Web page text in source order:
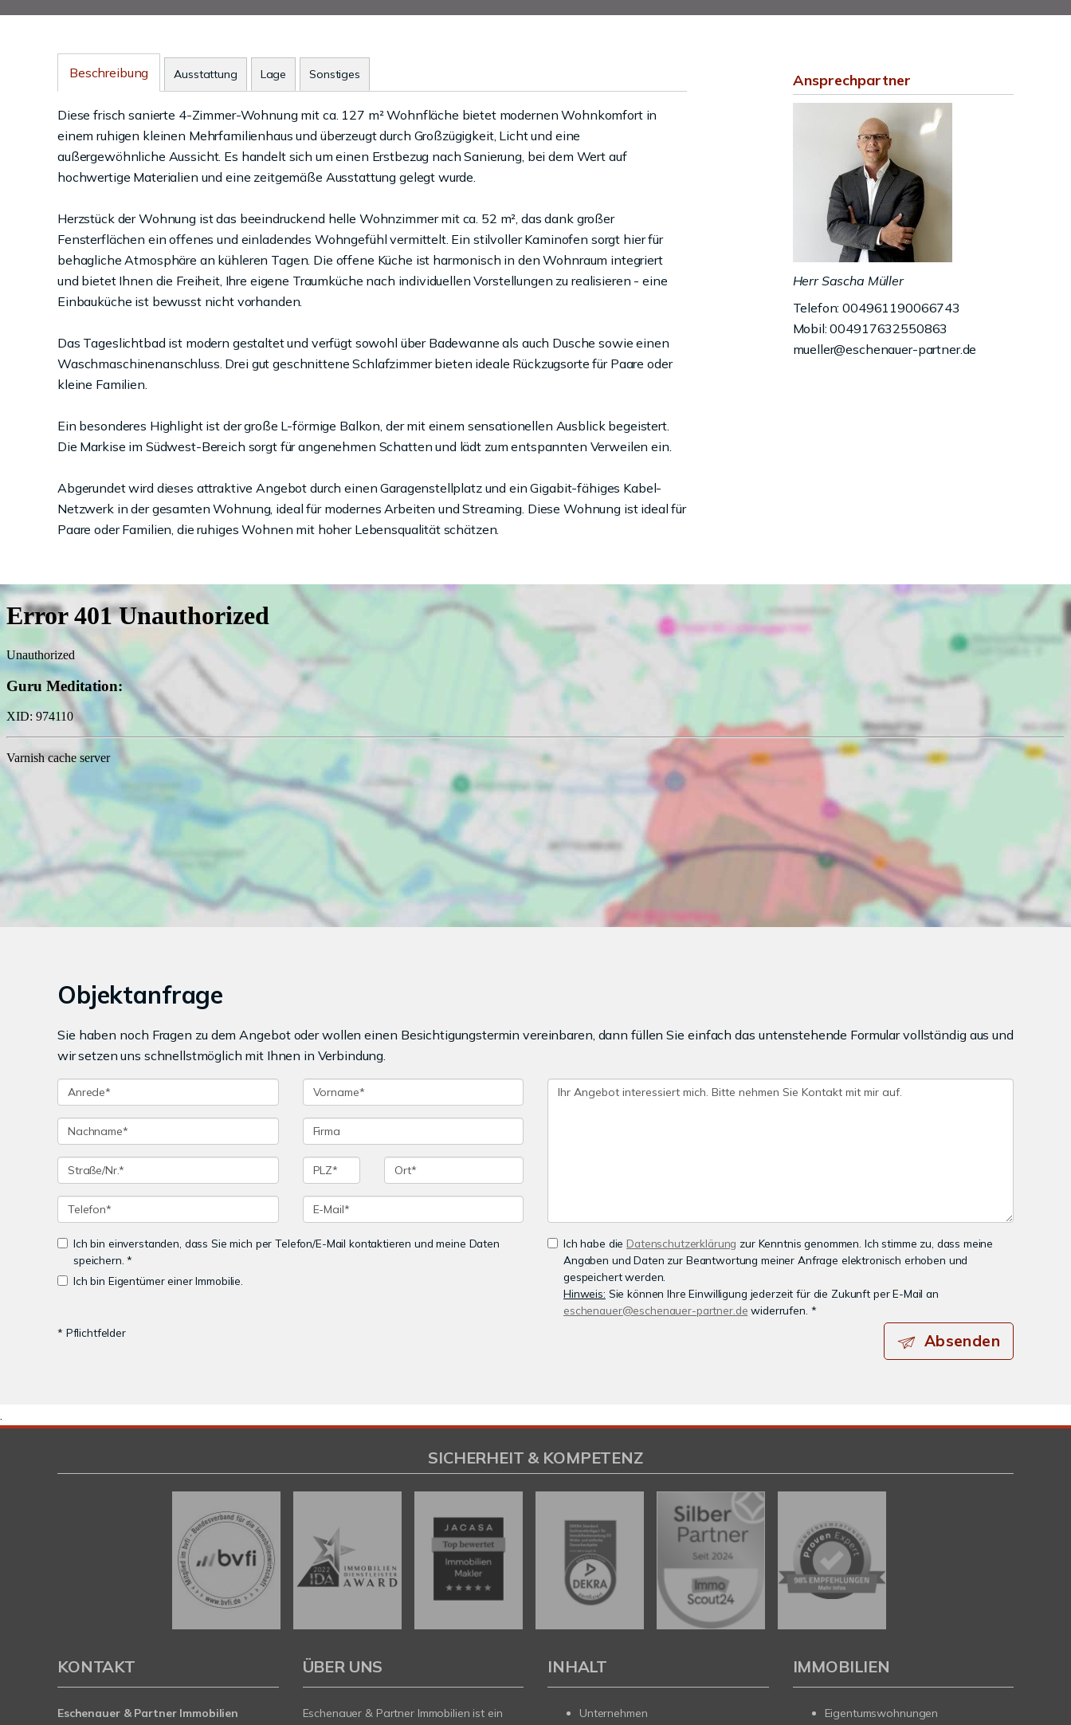
Beschreibung Ausstattung Lage Sonstiges
Diese frisch sanierte 4-Zimmer-Wohnung mit ca. 127 m² Wohnfläche bietet modernen Wohnkomfort in
einem ruhigen kleinen Mehrfamilienhaus und überzeugt durch Großzügigkeit, Licht und eine
außergewöhnliche Aussicht. Es handelt sich um einen Erstbezug nach Sanierung, bei dem Wert auf
hochwertige Materialien und eine zeitgemäße Ausstattung gelegt wurde.
Herzstück der Wohnung ist das beeindruckend helle Wohnzimmer mit ca. 52 m², das dank großer
Fensterflächen ein offenes und einladendes Wohngefühl vermittelt. Ein stilvoller Kaminofen sorgt hier für
behagliche Atmosphäre an kühleren Tagen. Die offene Küche ist harmonisch in den Wohnraum integriert
und bietet Ihnen die Freiheit, Ihre eigene Traumküche nach individuellen Vorstellungen zu realisieren - eine
Einbauküche ist bewusst nicht vorhanden.
Das Tageslichtbad ist modern gestaltet und verfügt sowohl über Badewanne als auch Dusche sowie einen
Waschmaschinenanschluss. Drei gut geschnittene Schlafzimmer bieten ideale Rückzugsorte für Paare oder
kleine Familien.
Ein besonderes Highlight ist der große L-förmige Balkon, der mit einem sensationellen Ausblick begeistert.
Die Markise im Südwest-Bereich sorgt für angenehmen Schatten und lädt zum entspannten Verweilen ein.
Abgerundet wird dieses attraktive Angebot durch einen Garagenstellplatz und ein Gigabit-fähiges Kabel-
Netzwerk in der gesamten Wohnung, ideal für modernes Arbeiten und Streaming. Diese Wohnung ist ideal für
Paare oder Familien, die ruhiges Wohnen mit hoher Lebensqualität schätzen.
Ansprechpartner
Herr Sascha Müller
Telefon: 004961190066743
Mobil: 004917632550863
mueller@eschenauer-partner.de
Objektanfrage
Sie haben noch Fragen zu dem Angebot oder wollen einen Besichtigungstermin vereinbaren, dann füllen Sie einfach das untenstehende Formular vollständig aus und
wir setzen uns schnellstmöglich mit Ihnen in Verbindung.
Ich bin einverstanden, dass Sie mich per Telefon/E-Mail kontaktieren und meine Daten
speichern. *
Ich bin Eigentümer einer Immobilie.
Ich habe die Datenschutzerklärung zur Kenntnis genommen. Ich stimme zu, dass meine
Angaben und Daten zur Beantwortung meiner Anfrage elektronisch erhoben und
gespeichert werden.
Hinweis: Sie können Ihre Einwilligung jederzeit für die Zukunft per E-Mail an
eschenauer@eschenauer-partner.de widerrufen. *
* Pflichtfelder
Absenden
.
SICHERHEIT & KOMPETENZ
KONTAKT
Eschenauer & Partner Immobilien
ÜBER UNS
Eschenauer & Partner Immobilien ist ein
INHALT
Unternehmen
IMMOBILIEN
Eigentumswohnungen